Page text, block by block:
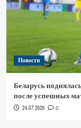
Новости
Беларусь
после успешных
24.07.2026 0